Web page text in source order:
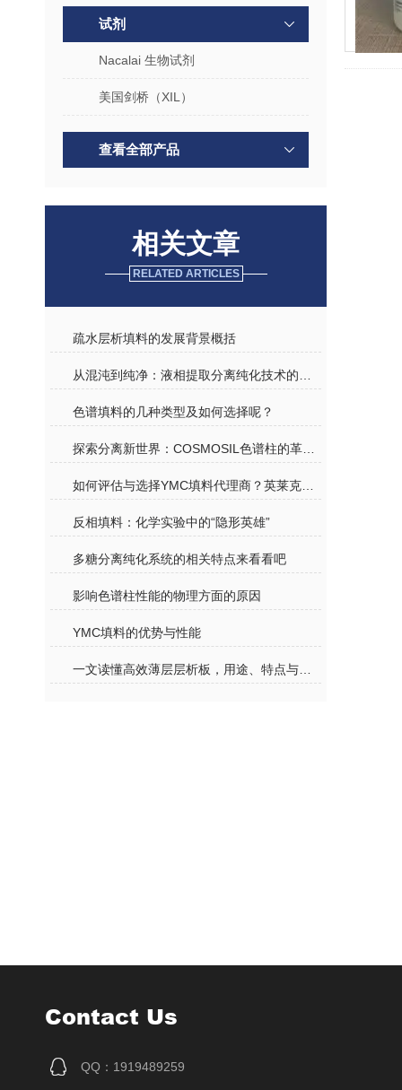
试剂
Nacalai 生物试剂
美国剑桥（XIL）
查看全部产品
相关文章
RELATED ARTICLES
疏水层析填料的发展背景概括
色谱填料的几种类型及如何选择呢？
反相填料：化学实验中的“隐形英雄”
多糖分离纯化系统的相关特点来看看吧
影响色谱柱性能的物理方面的原因
YMC填料的优势与性能
Contact Us
QQ：1919489259